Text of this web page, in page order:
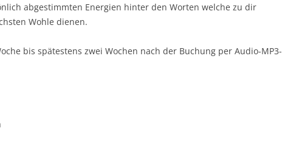
abgestimmten Energien hinter den Worten welche zu dir
Wohle dienen.
bis spätestens zwei Wochen nach der Buchung per Audio-MP3-